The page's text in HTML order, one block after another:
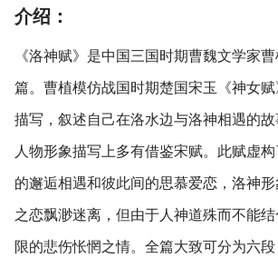
介绍：
《洛神赋》是中国三国时期曹魏文学家
篇。曹植模仿战国时期楚国宋玉《神女
描写，叙述自己在洛水边与洛神相遇的故
人物形象描写上多有借鉴宋赋。此赋虚
的邂逅相遇和彼此间的思慕爱恋，洛神
之恋飘渺迷离，但由于人神道殊而不能
限的悲伤怅惘之情。全篇大致可分为六